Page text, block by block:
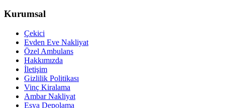
Kurumsal
Çekici
Evden Eve Nakliyat
Özel Ambulans
Hakkımızda
İletişim
Gizlilik Politikası
Vinç Kiralama
Ambar Nakliyat
Eşya Depolama